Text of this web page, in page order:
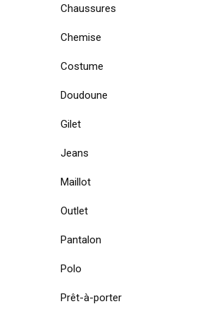
Chaussures
Chemise
Costume
Doudoune
Gilet
Jeans
Maillot
Outlet
Pantalon
Polo
Prêt-à-porter